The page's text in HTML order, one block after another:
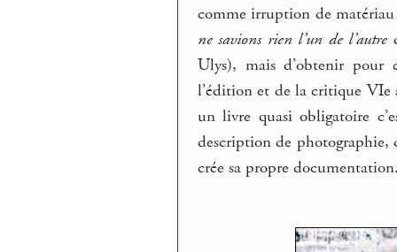
comme irruption de
ne savions rien l’un de l’autre
Ulys), mais d’obtenir
l’édition et de la critique VIe
un livre quasi obligatoire
description de
crée sa propre